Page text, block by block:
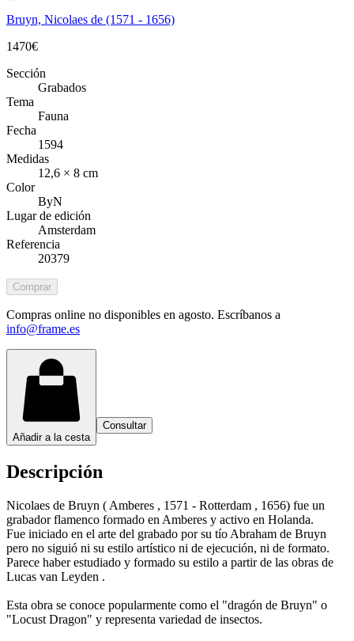
Bruyn, Nicolaes de (1571 - 1656)
1470€
Sección
Grabados
Tema
Fauna
Fecha
1594
Medidas
12,6 × 8 cm
Color
ByN
Lugar de edición
Amsterdam
Referencia
20379
Comprar
Compras online no disponibles en agosto. Escríbanos a
info@frame.es
Añadir a la cesta
Consultar
Descripción
Nicolaes de Bruyn ( Amberes , 1571 - Rotterdam , 1656) fue un
grabador flamenco formado en Amberes y activo en Holanda.
Fue iniciado en el arte del grabado por su tío Abraham de Bruyn
pero no siguió ni su estilo artístico ni de ejecución, ni de formato.
Parece haber estudiado y formado su estilo a partir de las obras de
Lucas van Leyden .
Esta obra se conoce popularmente como el "dragón de Bruyn" o
"Locust Dragon" y representa variedad de insectos.